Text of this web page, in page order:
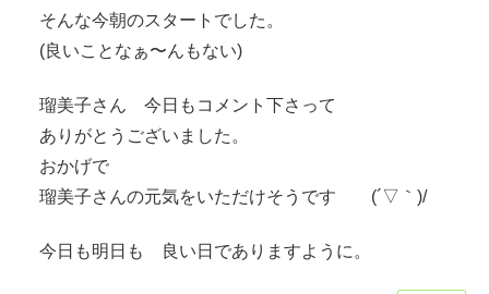
そんな今朝のスタートでした。
(良いことなぁ〜んもない)
瑠美子さん 今日もコメント下さって
ありがとうございました。
おかげで
瑠美子さんの元気をいただけそうです (´▽｀)/
今日も明日も 良い日でありますように。